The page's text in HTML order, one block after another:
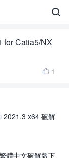

for Catia5/NX
 1
2021.3 x64 破解
體中文破解版下